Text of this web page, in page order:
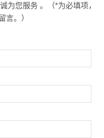
为您服务 。（*为必填项，
言。）